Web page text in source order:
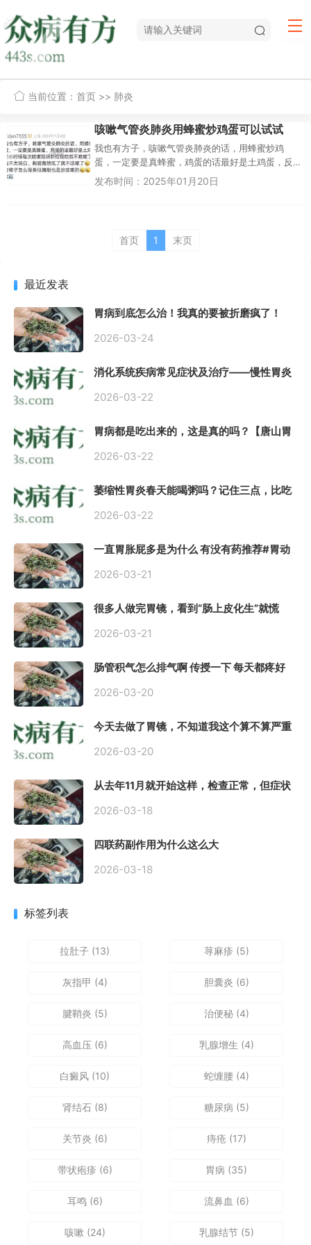
当前位置： 首页 >> 肺炎
咳嗽气管炎肺炎用蜂蜜炒鸡蛋可以试试
我也有方子，咳嗽气管炎肺炎的话，用蜂蜜炒鸡
蛋，一定要是真蜂蜜，鸡蛋的话最好是土鸡蛋，反
正小时候每次咳嗽我妈吵给我吃就不咳嗽了，不过
发布时间：2025年01月20日
首页 1 末页
最近发表
胃病到底怎么治！我真的要被折磨疯了！
2026-03-24
消化系统疾病常见症状及治疗——慢性胃炎
2026-03-22
胃病都是吃出来的，这是真的吗？【唐山胃
2026-03-22
萎缩性胃炎春天能喝粥吗？记住三点，比吃
2026-03-22
一直胃胀屁多是为什么 有没有药推荐#胃动
2026-03-21
很多人做完胃镜，看到“肠上皮化生”就慌
到底严不严重？
2026-03-21
肠管积气怎么排气啊 传授一下 每天都疼好
2026-03-20
今天去做了胃镜，不知道我这个算不算严重
2026-03-20
从去年11月就开始这样，检查正常，但症状
是一直有食物发酵气体的难受感，打出来就
2026-03-18
四联药副作用为什么这么大
2026-03-18
标签列表
拉肚子 (13) 荨麻疹 (5)
灰指甲 (4) 胆囊炎 (6)
腱鞘炎 (5) 治便秘(4)
高血压(6) 乳腺增生 (4)
白癜风 (10) 蛇缠腰(4)
肾结石(8) 糖尿病 (5)
关节炎 (6) 痔疮 (17)
带状疱疹 (6) 胃病 (35)
耳鸣(6) 流鼻血 (6)
咳嗽 (24) 乳腺结节(5)